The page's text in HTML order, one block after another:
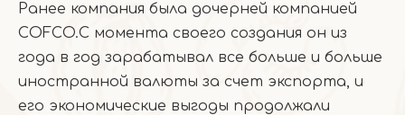
Ранее компания была дочерней компанией
COFCO.С момента своего создания он из
года в год зарабатывал все больше и больше
иностранной валюты за счет экспорта, и
его экономические выгоды продолжали